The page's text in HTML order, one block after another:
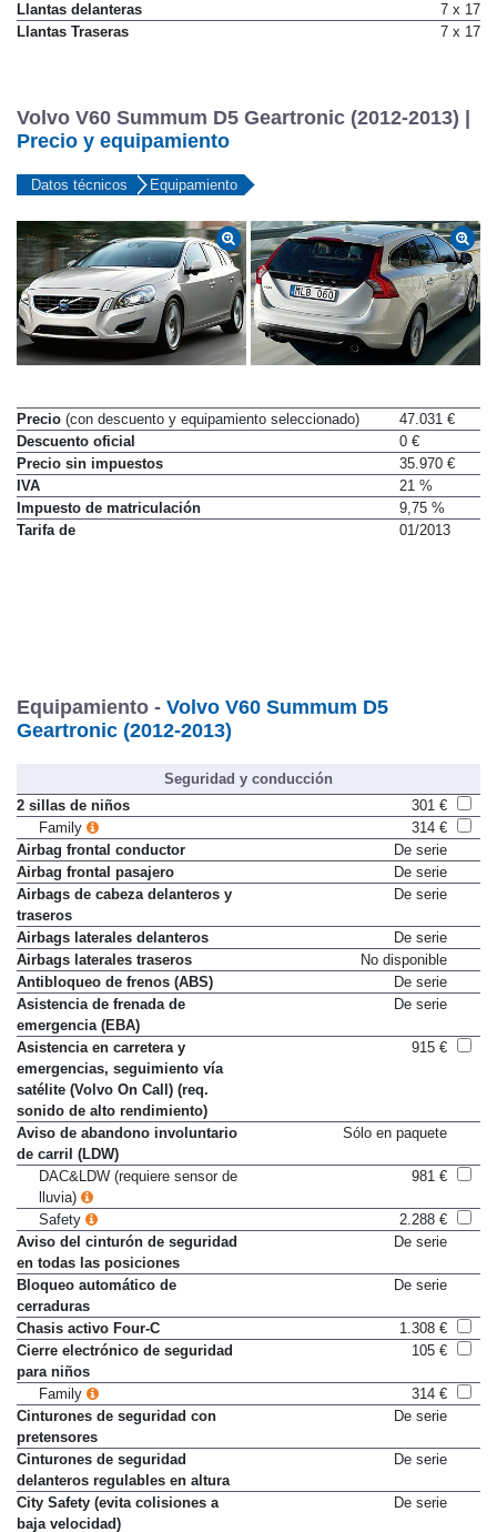
Neumáticos traseros
215/50 R17
Llantas delanteras
7 x 17
Volvo V60 Summum D5 Geartronic (2012-2013) |
Precio y equipamiento
Precio(con descuento y equipamiento seleccionado)
47.031 €
Descuento oficial
0 €
Precio sin impuestos
35.970 €
IVA
21 %
Impuesto de matriculación
9,75 %
Equipamiento -Volvo V60 Summum D5
Geartronic (2012-2013)
Seguridad y conducción
2 sillas de niños
301 €
Family
314 €
Airbag frontal conductor
De serie
Airbag frontal pasajero
De serie
Airbags de cabeza delanteros y
traseros
Airbags laterales delanteros
De serie
Airbags laterales traseros
No disponible
Antibloqueo de frenos (ABS)
De serie
Asistencia de frenada de
emergencia (EBA)
Asistencia en carretera y
emergencias, seguimiento vía
satélite (Volvo On Call) (req.
sonido de alto rendimiento)
Aviso de abandono involuntario
de carril (LDW)
DAC&LDW (requiere sensor de
lluvia)
Safety
2.288 €
Aviso del cinturón de seguridad
en todas las posiciones
Bloqueo automático de
cerraduras
Chasis activo Four-C
1.308 €
Cierre electrónico de seguridad
para niños
Family
314 €
Cinturones de seguridad con
pretensores
Cinturones de seguridad
delanteros regulables en altura
City Safety (evita colisiones a